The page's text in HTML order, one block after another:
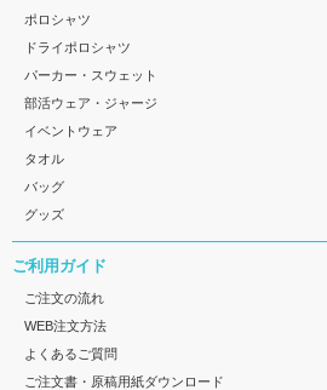
ポロシャツ
ドライポロシャツ
パーカー・スウェット
部活ウェア・ジャージ
イベントウェア
タオル
バッグ
グッズ
ご利用ガイド
ご注文の流れ
WEB注文方法
よくあるご質問
ご注文書・原稿用紙ダウンロード